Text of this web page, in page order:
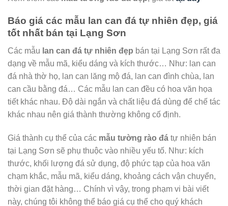
Báo giá các mẫu lan can đá tự nhiên đẹp, giá
tốt nhất bán tại Lạng Sơn
Các mẫu lan can đá tự nhiên đẹp bán tại Lạng Sơn rất đa
dạng về mẫu mã, kiểu dáng và kích thước… Như: lan can
đá nhà thờ họ, lan can lăng mộ đá, lan can đình chùa, lan
can cầu bằng đá… Các mẫu lan can đều có hoa văn họa
tiết khác nhau. Độ dài ngắn và chất liệu đá dùng để chế tác
khác nhau nên giá thành thường không cố định.
Giá thành cụ thể của các mẫu tường rào đá tự nhiên bán
tại Lạng Sơn sẽ phụ thuộc vào nhiều yếu tố. Như: kích
thước, khối lượng đá sử dụng, độ phức tạp của hoa văn
chạm khắc, mẫu mã, kiểu dáng, khoảng cách vận chuyển,
thời gian đặt hàng… Chính vì vậy, trong phạm vi bài viết
này, chúng tôi không thể báo giá cụ thể cho quý khách